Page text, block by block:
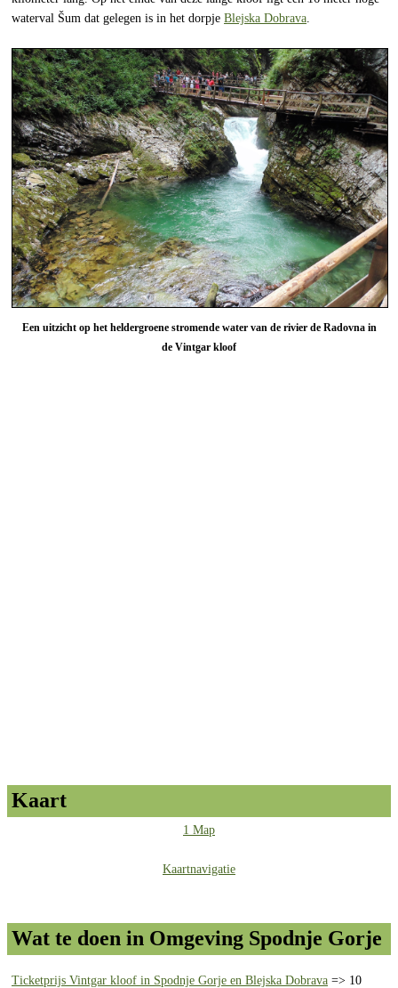
waterval Šum dat gelegen is in het dorpje Blejska Dobrava
Een uitzicht op het heldergroene stromende water van de rivier de Radovna in
de Vintgar kloof
Kaart
1 Map
Kaartnavigatie
Wat te doen in Omgeving Spodnje Gorje
Ticketprijs Vintgar kloof in Spodnje Gorje en Blejska Dobrava => 10